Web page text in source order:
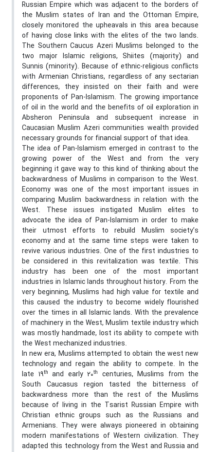
Russian Empire which was adjacent to the borders of
the Muslim states of Iran and the Ottoman Empire,
closely monitored the upheavals in this area because
of having close links with the elites of the two lands.
The Southern Caucus Azeri Muslims belonged to the
two major Islamic religions, Shiites (majority) and
Sunnis (minority). Because of ethnic-religious conflicts
with Armenian Christians, regardless of any sectarian
differences, they insisted on their faith and were
proponents of Pan-Islamism. The growing importance
of oil in the world and the benefits of oil exploration in
Absheron Peninsula and subsequent increase in
Caucasian Muslim Azeri communities wealth provided
necessary grounds for financial support of that idea.
The idea of Pan-Islamism emerged in contrast to the
growing power of the West and from the very
beginning it gave way to this kind of thinking about the
backwardness of Muslims in comparison to the West.
Economy was one of the most important issues in
comparing Muslim backwardness in relation with the
West. These issues instigated Muslim elites to
advocate the idea of Pan-Islamism in order to make
their utmost efforts to rebuild Muslim society’s
economy and at the same time steps were taken to
revive various industries. One of the first industries to
be considered in this revitalization was textile. This
industry has been one of the most important
industries in Islamic lands throughout history. From the
very beginning, Muslims had high value for textile and
this caused the industry to become widely flourished
over the times in all Islamic lands. With the prevalence
of machinery in the West, Muslim textile industry which
was mostly handmade, lost its ability to compete with
the West mechanized industries.
In new era, Muslims attempted to obtain the west new
technology and regain the ability to compete. In the
late 19th and early 20th
centuries, Muslims from the
South Caucasus region tasted the bitterness of
backwardness more than the rest of the Muslims
because of living in the Tsarist Russian Empire with
Christian ethnic groups such as the Russians and
Armenians. They were always pioneered in obtaining
modern manifestations of Western civilization. They
adapted this technology from the West and Russia and